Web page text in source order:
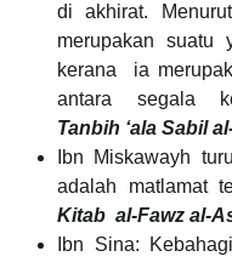
di akhirat.
merupakan suatu
kerana ia
antara segala
Tanbih ‘ala Sabil
Ibn Miskawayh
adalah matlamat
Kitab al-Fawz al-
Ibn Sina: